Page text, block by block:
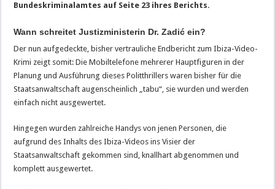
Bundeskriminalamtes auf Seite 23 ihres Berichts.
Wann schreitet Justizministerin Dr. Zadić ein?
Der nun aufgedeckte, bisher vertrauliche Endbericht zum Ibiza-Video-
Krimi zeigt somit: Die Mobiltelefone mehrerer Hauptfiguren in der
Planung und Ausführung dieses Politthrillers waren bisher für die
Staatsanwaltschaft augenscheinlich „tabu“, sie wurden und werden
einfach nicht ausgewertet.
Hingegen wurden zahlreiche Handys von jenen Personen, die
aufgrund des Inhalts des Ibiza-Videos ins Visier der
Staatsanwaltschaft gekommen sind, knallhart abgenommen und
komplett ausgewertet.